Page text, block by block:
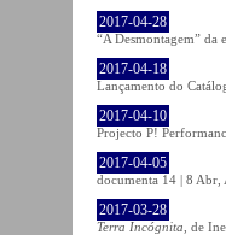
2017-04-28
“A Desmontagem” da
2017-04-18
Lançamento do
2017-04-10
Projecto P!
2017-04-05
documenta 14 | 8 Abr,
2017-03-28
Terra Incógnita , de